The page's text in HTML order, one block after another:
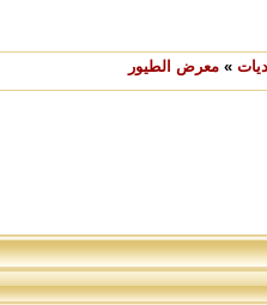
» معرض الطيور